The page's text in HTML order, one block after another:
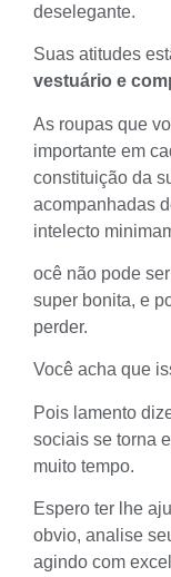
deselegante.
Suas atitudes
vestuário e
As roupas que
importante em
constituição da
acompanhadas
intelecto
ocê não pode
super bonita, e
perder.
Você acha que
Pois lamento
sociais se torna
muito tempo.
Espero ter lhe
obvio, analise
agindo com